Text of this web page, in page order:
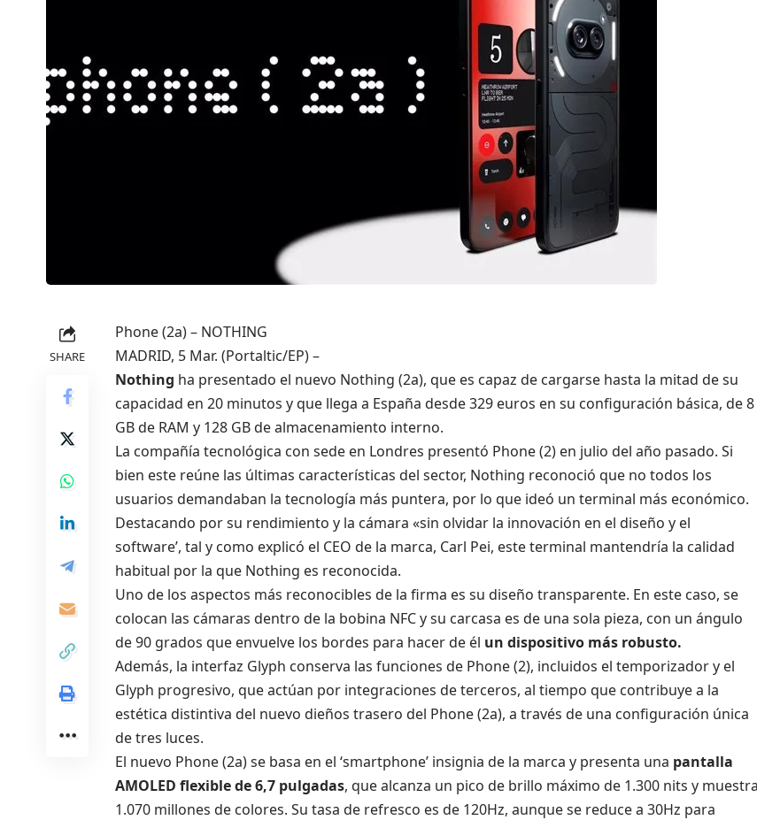
SHARE
Phone (2a)– NOTHING
MADRID, 5 Mar. (Portaltic/EP) –
Nothing ha presentado el nuevo Nothing (2a), que es capaz de cargarse hasta la mitad de su
capacidad en 20 minutos y que llega a España desde 329 euros en su configuración básica, de 8
GB de RAM y 128 GB de almacenamiento interno.
La compañía tecnológica con sede en Londres presentó Phone (2) en julio del año pasado. Si
bien este reúne las últimas características del sector, Nothing reconoció que no todos los
usuarios demandaban la tecnología más puntera, por lo que ideó un terminal más económico.
Destacando por su rendimiento y la cámara «sin olvidar la innovación en el diseño y el
software’, tal y como explicó el CEO de la marca, Carl Pei, este terminal mantendría la calidad
habitual por la que Nothing es reconocida.
Uno de los aspectos más reconocibles de la firma es su diseño transparente. En este caso, se
colocan las cámaras dentro de la bobina NFC y su carcasa es de una sola pieza, con un ángulo
de 90 grados que envuelve los bordes para hacer de él un dispositivo más robusto.
Además, la interfaz Glyph conserva las funciones de Phone (2), incluidos el temporizador y el
Glyph progresivo, que actúan por integraciones de terceros, al tiempo que contribuye a la
estética distintiva del nuevo dieños trasero del Phone (2a), a través de una configuración única
de tres luces.
El nuevo Phone (2a) se basa en el ‘smartphone’ insignia de la marca y presenta una pantalla
AMOLED flexible de 6,7 pulgadas, que alcanza un pico de brillo máximo de 1.300 nits y muestra
1.070 millones de colores. Su tasa de refresco es de 120Hz, aunque se reduce a 30Hz para